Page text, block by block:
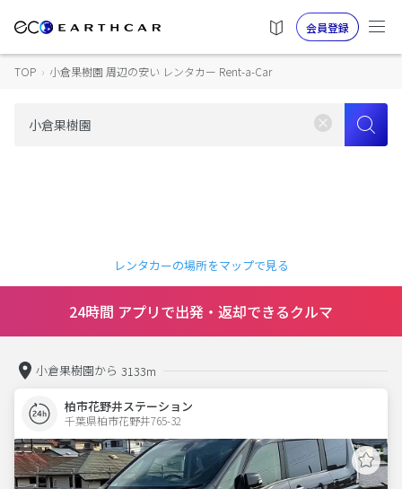
会員登録
TOP › 小倉果樹園 周辺の安い レンタカー Rent-a-Car
レンタカーの場所をマップで見る
24時間 アプリで出発・返却できるクルマ
小倉果樹園から 3133m
柏市花野井ステーション
千葉県柏市花野井765-32